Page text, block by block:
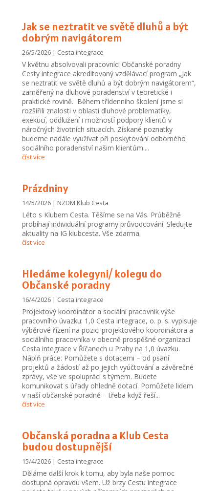
Jak se neztratit ve světě dluhů a být
dobrým navigátorem
26/5/2026| Cesta integrace
V květnu absolvovali pracovníci Občanské poradny
Cesty integrace akreditovaný vzdělávací program „Jak
se neztratit ve světě dluhů a být dobrým navigátorem“,
zaměřený na dluhové poradenství v teoretické i
praktické rovině. Během třídenního školení jsme si
rozšířili znalosti v oblasti dluhové problematiky,
exekucí, oddlužení i možností podpory klientů v
náročných životních situacích. Získané poznatky
budeme nadále využívat při poskytování odborného
sociálního poradenství našim klientům....
číst více
Prázdniny
14/5/2026| NZDM Klub Cesta
Léto s Klubem Cesta. Těšíme se na Vás. Průběžně
probíhají individuální programy průvodcování. Sledujte
aktuality na IG klubcesta. Vše zdarma.
číst více
Hledáme kolegyni/ kolegu do
Občanské poradny
16/4/2026| Cesta integrace
Projektový koordinátor a sociální pracovník výše
pracovního úvazku: 1,0 Cesta integrace, o. p. s. vypisuje
výběrové řízení na pozici projektového koordinátora a
sociálního pracovníka v obecně prospěšné organizaci
Cesta integrace v Říčanech u Prahy na 1,0 úvazku.
Náplň práce: Pomůžete s dotacemi – od psaní
projektů a žádostí až po jejich vyúčtování a závěrečné
zprávy, vše ve spolupráci s týmem. Budete
komunikovat s úřady ohledně dotací. Pomůžete lidem
v naší občanské poradně – třeba když řeší...
číst více
Občanská poradna a Klub Cesta
budou dostupnější
15/4/2026| Cesta integrace
Děláme další krok k tomu, aby byla naše pomoc
dostupná opravdu všem. Už brzy Cestu integrace